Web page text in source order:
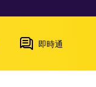
即時通